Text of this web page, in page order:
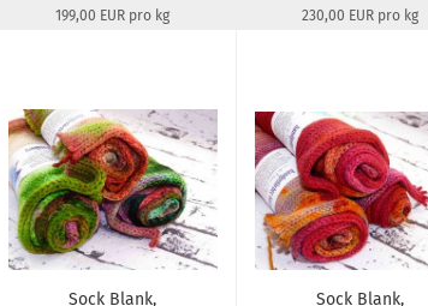
199,00 EUR pro kg 230,00 EUR pro kg
Sock Blank,
Sock Blank,